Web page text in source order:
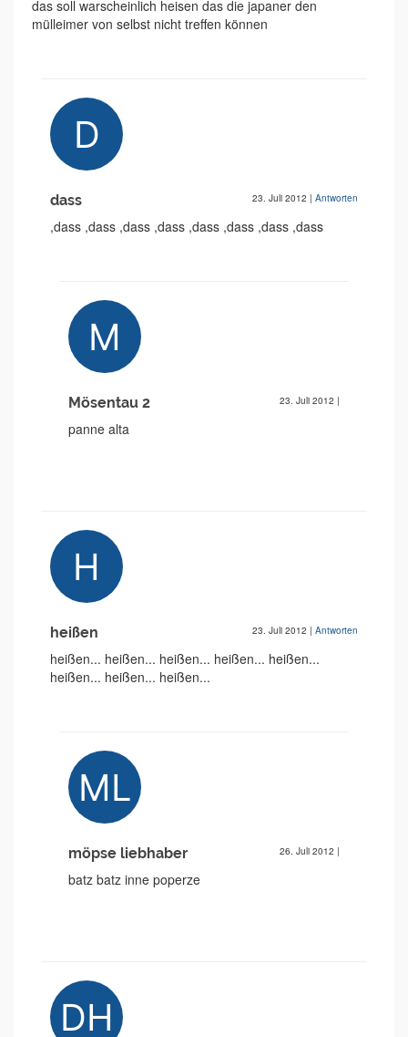
das soll warscheinlich heisen das die japaner den
mülleimer von selbst nicht treffen können
dass 23. Juli 2012 | Antworten
,dass ,dass ,dass ,dass ,dass ,dass ,dass ,dass
Mösentau 2 23. Juli 2012 |
panne alta
heißen 23. Juli 2012 | Antworten
heißen... heißen... heißen... heißen... heißen...
heißen... heißen... heißen...
möpse liebhaber 26. Juli 2012 |
batz batz inne poperze